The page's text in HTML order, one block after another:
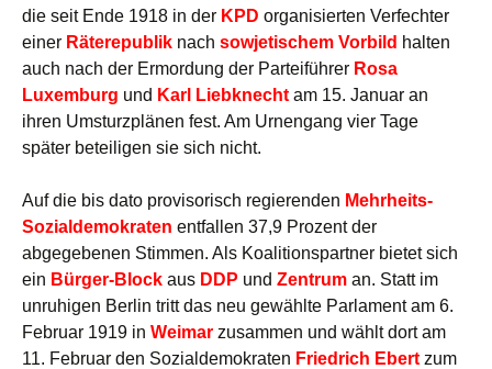
die seit Ende 1918 in der KPD organisierten Verfechter
einer Räterepublik nach sowjetischem Vorbild halten
auch nach der Ermordung der Parteiführer Rosa
Luxemburg und Karl Liebknecht am 15. Januar an
ihren Umsturzplänen fest. Am Urnengang vier Tage
später beteiligen sie sich nicht.
Auf die bis dato provisorisch regierenden Mehrheits-
Sozialdemokraten entfallen 37,9 Prozent der
abgegebenen Stimmen. Als Koalitionspartner bietet sich
ein Bürger-Block aus DDP und Zentrum an. Statt im
unruhigen Berlin tritt das neu gewählte Parlament am 6.
Februar 1919 in Weimar zusammen und wählt dort am
11. Februar den Sozialdemokraten Friedrich Ebert zum